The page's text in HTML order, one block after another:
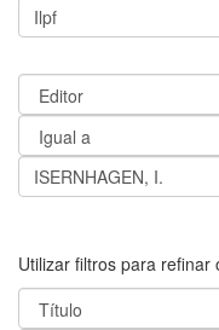
Utilizar filtros para refinar